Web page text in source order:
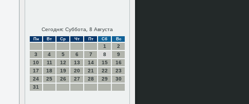
Сегодня: Суббота, 8 Августа
Пн Вт Ср Чт Пт Сб Вс
1
2
3
4 5 6 7 8
9
10
11 12 13 14 15
16
17
18 19 20 21 22
23
24
25 26 27 28 29
30
31